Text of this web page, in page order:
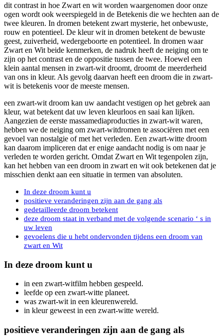
dit contrast in hoe Zwart en wit worden waargenomen door onze
ogen wordt ook weerspiegeld in de Betekenis die we hechten aan de
twee kleuren. In dromen betekent zwart mysterie, het onbewuste,
rouw en potentieel. De kleur wit in dromen betekent de bewuste
geest, zuiverheid, wedergeboorte en potentieel. In dromen waar
Zwart en Wit beide kenmerken, de nadruk heeft de neiging om te
zijn op het contrast en de oppositie tussen de twee. Hoewel een
klein aantal mensen in zwart-wit droomt, droomt de meerderheid
van ons in kleur. Als gevolg daarvan heeft een droom die in zwart-
wit is betekenis voor de meeste mensen.
een zwart-wit droom kan uw aandacht vestigen op het gebrek aan
kleur, wat betekent dat uw leven kleurloos en saai kan lijken.
Aangezien de eerste massamediaproducties in zwart-wit waren,
hebben we de neiging om zwart-witdromen te associëren met een
gevoel van nostalgie of met het verleden. Een zwart-witte droom
kan daarom impliceren dat er enige aandacht nodig is om naar je
verleden te worden gericht. Omdat Zwart en Wit tegenpolen zijn,
kan het hebben van een droom in zwart en wit ook betekenen dat je
misschien denkt aan een situatie in termen van absoluten.
In deze droom kunt u
positieve veranderingen zijn aan de gang als
gedetailleerde droom betekent
deze droom staat in verband met de volgende scenario ‘ s in
uw leven
gevoelens die u hebt ondervonden tijdens een droom van
zwart en Wit
In deze droom kunt u
in een zwart-witfilm hebben gespeeld.
leefde op een zwart-witte planeet.
was zwart-wit in een kleurenwereld.
in kleur geweest in een zwart-witte wereld.
positieve veranderingen zijn aan de gang als